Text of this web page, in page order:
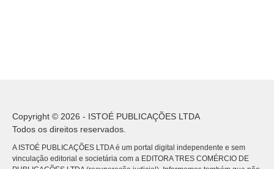
Copyright © 2026 - ISTOÉ PUBLICAÇÕES LTDA
Todos os direitos reservados.
A ISTOÉ PUBLICAÇÕES LTDA é um portal digital independente e sem
vinculação editorial e societária com a EDITORA TRES COMÉRCIO DE